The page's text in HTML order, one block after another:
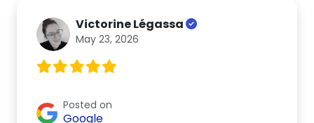
Victorine Légassa
May 23, 2026
Posted on
Google